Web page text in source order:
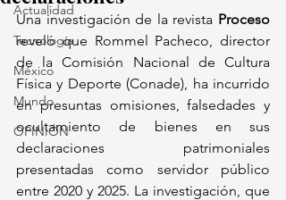
Actualidad
Tecnología
México
Mundo
OPINIÓN
Una investigación de la revista Proceso
reveló que Rommel Pacheco, director
de la Comisión Nacional de Cultura
Física y Deporte (Conade), ha incurrido
en presuntas omisiones, falsedades y
ocultamiento de bienes en sus
declaraciones patrimoniales
presentadas como servidor público
entre 2020 y 2025. La investigación, que